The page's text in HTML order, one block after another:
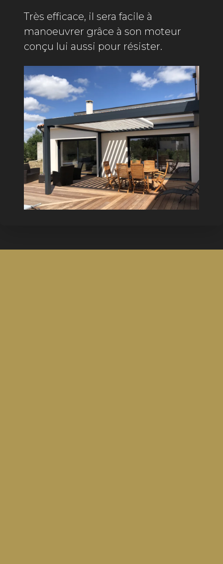
Très efficace, il sera facile à
manoeuvrer grâce à son moteur
conçu lui aussi pour résister.